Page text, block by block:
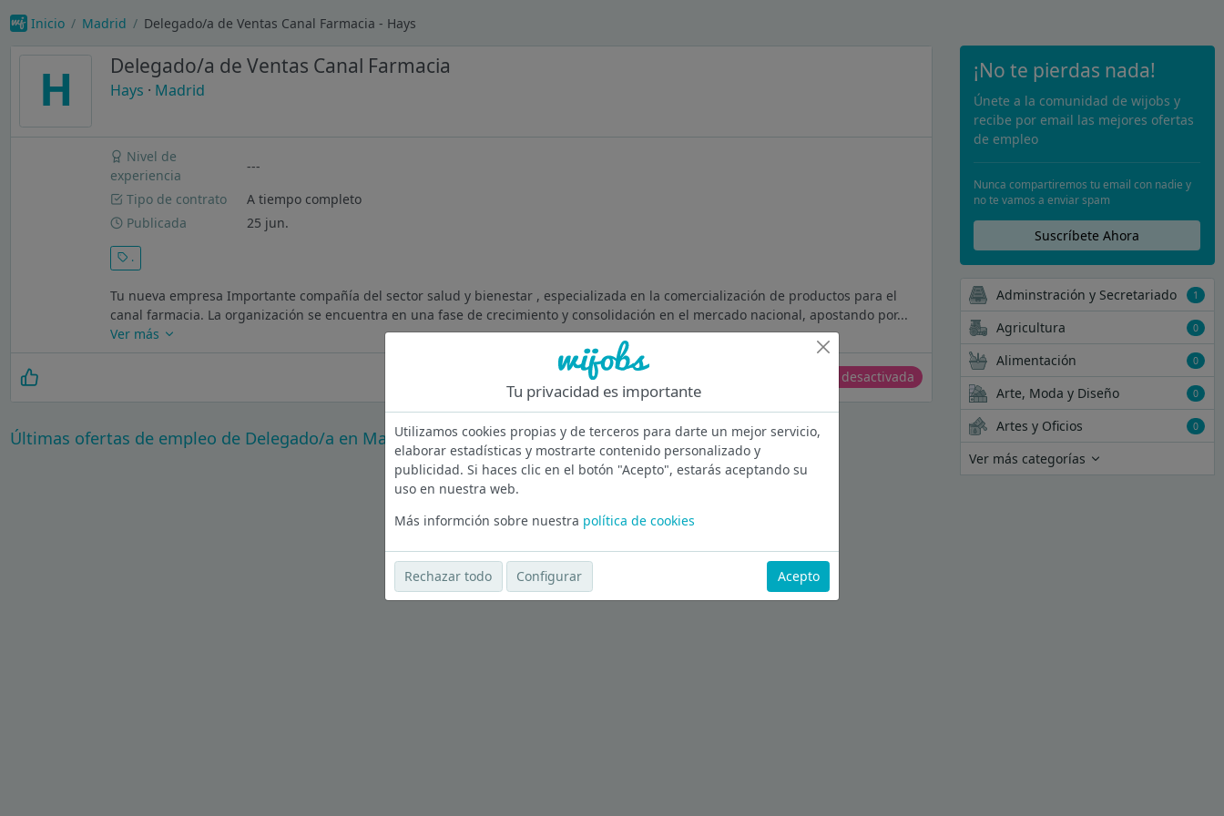
Inicio Madrid Delegado/a de Ventas Canal Farmacia - Hays
H Delegado/a de Ventas Canal Farmacia
Hays · Madrid
Nivel de
experiencia
---
Tipo de contrato
A tiempo completo
Publicada
25 jun.
.
Tu nueva empresa Importante compañía del sector salud y bienestar , especializada en la comercialización de productos para el
canal farmacia. La organización se encuentra en una fase de crecimiento y consolidación en el mercado nacional, apostando por...
Ver más
Oferta desactivada
Últimas ofertas de empleo de Delegado/a en Madrid
Ver más ofertas
¡No te pierdas nada!
Únete a la comunidad de wijobs y
recibe por email las mejores ofertas
de empleo
Nunca compartiremos tu email con nadie y
no te vamos a enviar spam
Suscríbete Ahora
Adminstración y Secretariado 1
Agricultura 0
Alimentación 0
Arte, Moda y Diseño 0
Artes y Oficios 0
Ver más categorías
Tu privacidad es importante
Utilizamos cookies propias y de terceros para darte un mejor servicio,
elaborar estadísticas y mostrarte contenido personalizado y
publicidad. Si haces clic en el botón "Acepto", estarás aceptando su
uso en nuestra web.
Más informción sobre nuestra política de cookies
Rechazar todo Configurar Acepto